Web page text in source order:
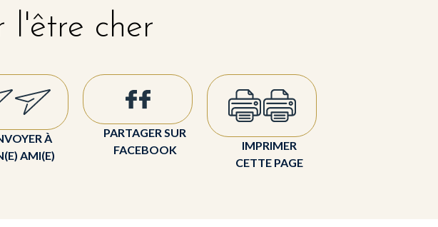
l'être cher
À
AMI(E)
PARTAGER SUR
FACEBOOK
IMPRIMER
CETTE PAGE